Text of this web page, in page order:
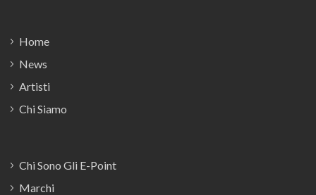
Home
News
Artisti
Chi Siamo
Chi Sono Gli E-Point
Marchi